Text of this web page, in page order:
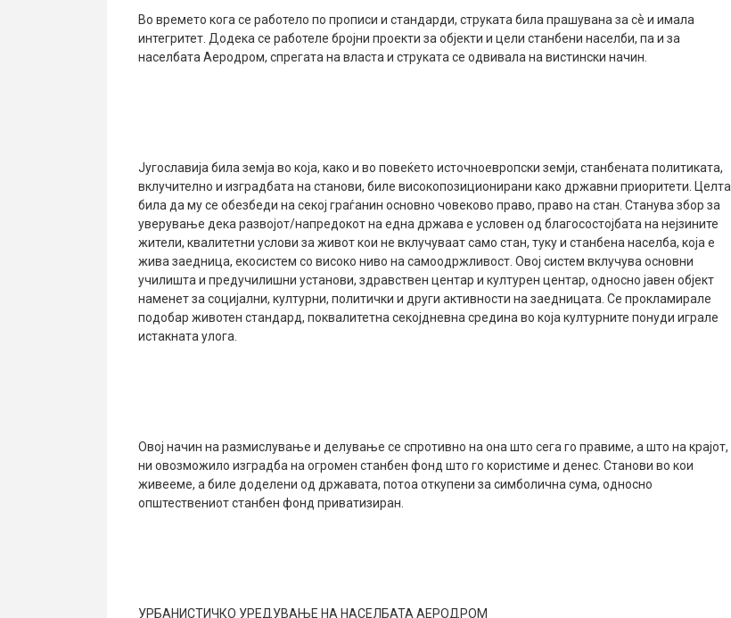
Во времето кога се работело по прописи и стандарди, струката била прашувана за сѐ и имала
интегритет. Додека се работеле бројни проекти за објекти и цели станбени населби, па и за
населбата Аеродром, спрегата на власта и струката се одвивала на вистински начин.
Југославија била земја во која, како и во повеќето источноевропски земји, станбената политиката,
вклучително и изградбата на станови, биле високопозиционирани како државни приоритети. Целта
била да му се обезбеди на секој граѓанин основно човеково право, право на стан. Станува збор за
уверување дека развојот/напредокот на една држава е условен од благосостојбата на нејзините
жители, квалитетни услови за живот кои не вклучуваат само стан, туку и станбена населба, која е
жива заедница, екосистем со високо ниво на самоодржливост. Овој систем вклучува основни
училишта и предучилишни установи, здравствен центар и културен центар, односно јавен објект
наменет за социјални, културни, политички и други активности на заедницата. Се прокламирале
подобар животен стандард, поквалитетна секојдневна средина во која културните понуди играле
истакната улога.
Овој начин на размислување и делување се спротивно на она што сега го правиме, а што на крајот,
ни овозможило изградба на огромен станбен фонд што го користиме и денес. Станови во кои
живееме, а биле доделени од државата, потоа откупени за симболична сума, односно
општествениот станбен фонд приватизиран.
УРБАНИСТИЧКО УРЕДУВАЊЕ НА НАСЕЛБАТА АЕРОДРОМ